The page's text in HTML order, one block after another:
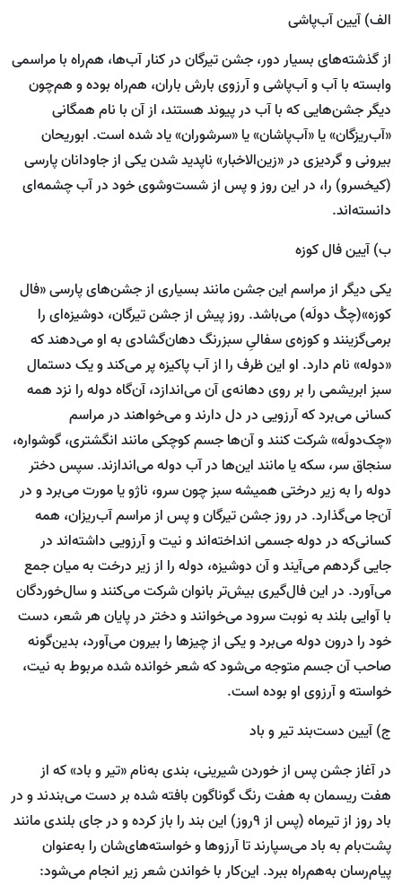
الف) آیین آب‌پاشی
از گذشته‌های بسیار دور، جشن تیرگان در کنار آب‌ها، هم‌راه با مراسمی
وابسته با آب و آب‌پاشی و آرزوی بارش باران، هم‌راه بوده و هم‌چون
دیگر جشن‌هایی که با آب در پیوند هستند، از آن با نام همگانی
«آب‌ریزگان» یا «آب‌پاشان» یا «سرشوران» یاد شده است. ابوریحان
بیرونی و گردیزی در «زین‌الاخبار» ناپدید شدن یکی از جاودانان پارسی
(کیخسرو) را، در این روز و پس از شست‌وشوی خود در آب چشمه‌ای
دانسته‌اند.
ب) آیین فال کوزه
یکی دیگر از مراسم این جشن مانند بسیاری از جشن‌های پارسی «فال
کوزه»(چکُ دولَه) می‌باشد. روز پیش از جشن تیرگان، دوشیزه‌ای را
برمی‌گزینند و کوزه‌ی سفالیِ سبزرنگ دهان‌گشادی به او می‌دهند که
«دوله» نام دارد. او این ظرف را از آب پاکیزه پر می‌کند و یک دستمال
سبز ابریشمی را بر روی دهانه‌ی آن می‌اندازد، آن‌گاه دوله را نزد همه
کسانی‌ می‌برد که آرزویی در دل دارند و می‌خواهند در مراسم
«چک‌دولَه» شرکت کنند و آن‌ها جسم کوچکی مانند انگشتری، گوشواره،
سنجاق سر، سکه یا مانند این‌ها در آب دوله می‌اندازند. سپس دختر
دوله را به زیر درختی همیشه سبز چون سرو، ناژو یا مورت می‌برد و در
آن‌جا می‌گذارد. در روز جشن تیرگان و پس از مراسم آب‌ریزان، همه
کسانی‌که در دوله جسمی انداخته‌اند و نیت و آرزویی داشته‌اند در
جایی گردهم می‌آیند و آن دوشیزه، دوله را از زیر درخت به میان جمع
می‌آورد. در این فال‌گیری بیش‌تر بانوان شرکت می‌کنند و سال‌خوردگان
با آوایی بلند به نوبت سرود می‌خوانند و دختر در پایان هر شعر، دست
خود را درون دوله می‌برد و یکی از چیزها را بیرون می‌آورد، بدین‌گونه
صاحب آن جسم متوجه می‌شود که شعر خوانده شده مربوط به نیت،
خواسته و آرزوی او بوده ‌است.
ج) آیین دست‌بند تیر و باد
در آغاز جشن پس از خوردن شیرینی، بندی به‌نام «تیر و باد» که از
هفت ریسمان به هفت رنگ گوناگون بافته شده‌ بر دست می‌بندند و در
باد روز از تیرماه (پس از ۹روز) این بند را باز کرده و در جای بلندی مانند
پشت‌بام به باد می‌سپارند تا آرزوها و خواسته‌های‌شان را به‌عنوان
پیام‌رسان به‌هم‌راه ببرد. این‌کار با خواندن شعر زیر انجام می‌شود: